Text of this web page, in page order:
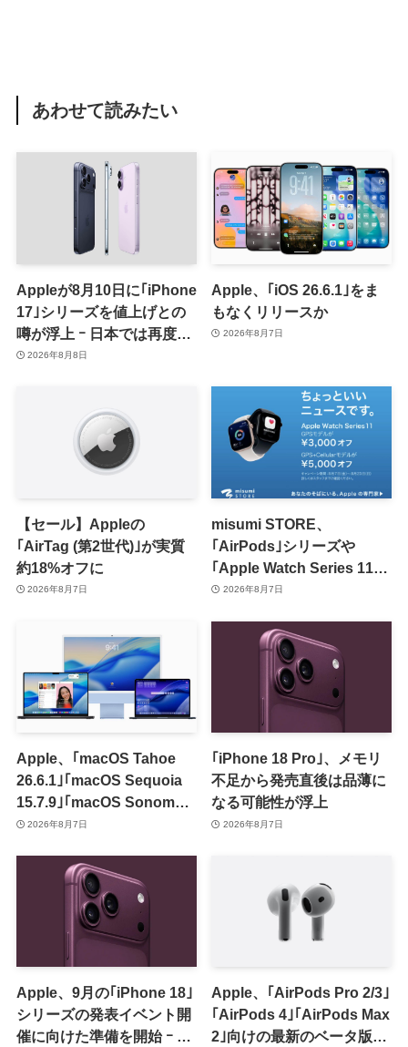
あわせて読みたい
Appleが8月10日に｢iPhone
17｣シリーズを値上げとの
噂が浮上 ｰ 日本では再度値
上げの可能性も?!
2026年8月8日
Apple、｢iOS 26.6.1｣をま
もなくリリースか
2026年8月7日
【セール】Appleの
｢AirTag (第2世代)｣が実質
約18%オフに
2026年8月7日
misumi STORE、
｢AirPods｣シリーズや
｢Apple Watch Series 11｣
のセールを開催中
2026年8月7日
Apple、｢macOS Tahoe
26.6.1｣｢macOS Sequoia
15.7.9｣｢macOS Sonoma
14.8.9｣をリリース ｰ 画面共
2026年8月7日
｢iPhone 18 Pro｣、メモリ
不足から発売直後は品薄に
なる可能性が浮上
2026年8月7日
Apple、9月の｢iPhone 18｣
シリーズの発表イベント開
催に向けた準備を開始 ｰ 9
Apple、｢AirPods Pro 2/3｣
｢AirPods 4｣｢AirPods Max
2｣向けの最新のベータ版フ